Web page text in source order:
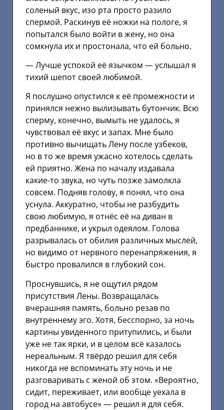
соленый вкус, изо рта просто разило
спермой. Раскинув её ножки на пологе, я
попытался было войти в жену, но она
сомкнула их и простонала, что ей больно.
— Лучше успокой её язычком — услышал я
тихий шепот своей любимой.
Я послушно опустился к её промежности и
принялся нежно вылизывать бутончик. Всю
сперму, конечно, вымыть не удалось, я
чувствовал её вкус и запах. Мне было
противно вычищать Лену после узбеков,
но в то же время ужасно хотелось сделать
ей приятно. Жена по началу издавала
какие-то звука, но чуть позже замолкла
совсем. Подняв голову, я понял, что она
уснула. Аккуратно, чтобы не разбудить
свою любимую, я отнёс её на диван в
предбаннике, и укрыл одеялом. Голова
разрывалась от обилия различных мыслей,
но видимо от нервного перенапряжения, я
быстро провалился в глубокий сон.
Проснувшись, я не ощутил рядом
присутствия Лены. Возвращалась
вчерашняя память, больно резав по
внутреннему эго. Хотя, бесспорно, за ночь
картины увиденного притупились, и были
уже не так ярки, и в целом всё казалось
нереальным. Я твёрдо решил для себя
никогда не вспоминать эту ночь и не
разговаривать с женой об этом. «Вероятно,
сидит, переживает, или вообще уехала в
город на автобусе» — решил я для себя.